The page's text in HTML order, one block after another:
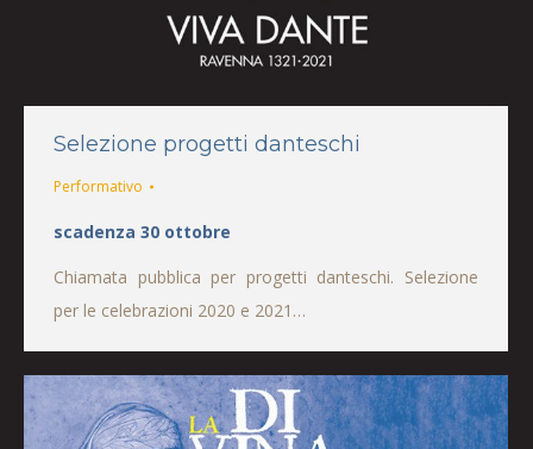
Selezione progetti danteschi
Performativo
scadenza 30 ottobre
Chiamata pubblica per progetti danteschi. Selezione
per le celebrazioni 2020 e 2021…